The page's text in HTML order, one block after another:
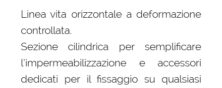
Linea vita orizzontale a deformazione
controllata.
Sezione cilindrica per semplificare
l’impermeabilizzazione e accessori
dedicati per il fissaggio su qualsiasi